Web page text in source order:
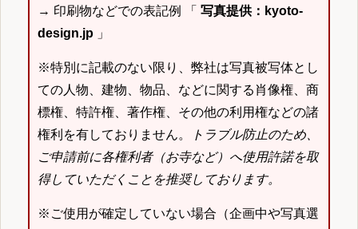
→ 印刷物などでの表記例 「 写真提供：kyoto-
design.jp 」
※特別に記載のない限り、弊社は写真被写体とし
ての人物、建物、物品、などに関する肖像権、商
標権、特許権、著作権、その他の利用権などの諸
権利を有しておりません。
トラブル防止のため、
ご申請前に各権利者（お寺など）へ使用許諾を取
得していただくことを推奨しております。
※ご使用が確定していない場合（企画中や写真選